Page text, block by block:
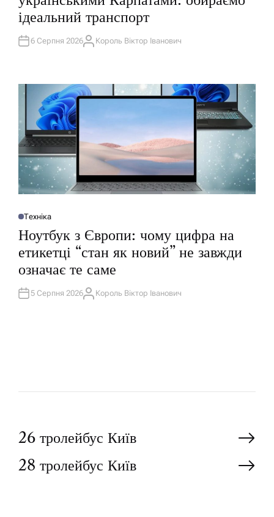
І
К
У
А
Т
ідеальний транспорт
6 Серпня 2026А
Король Віктор Іванович
О
Л
К
У
А
Т
Техніка
Ноутбук з Європи: чому цифра на
етикетці “стан як новий” не завжди
означає те саме
5 Серпня 2026А
Король Віктор Іванович
Н
а
26 тролейбус Київ
28 тролейбус Київ